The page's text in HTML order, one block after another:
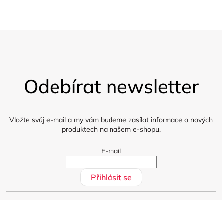
Odebírat newsletter
Vložte svůj e-mail a my vám budeme zasílat informace o nových
produktech na našem e-shopu.
E-mail
Přihlásit se